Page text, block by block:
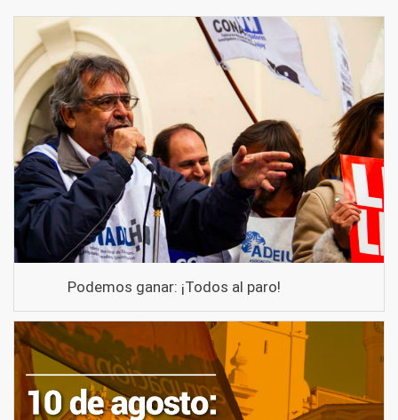
Podemos ganar: ¡Todos al paro!